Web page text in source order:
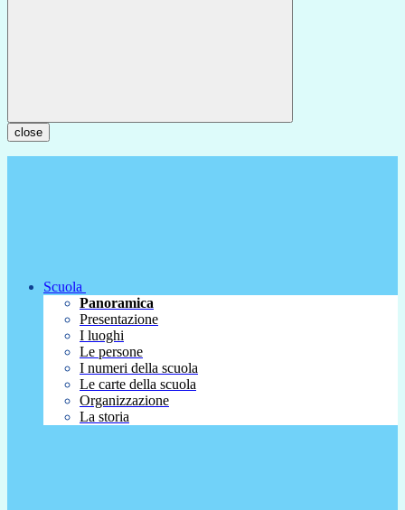
close
Scuola
Panoramica
Presentazione
I luoghi
Le persone
I numeri della scuola
Le carte della scuola
Organizzazione
La storia